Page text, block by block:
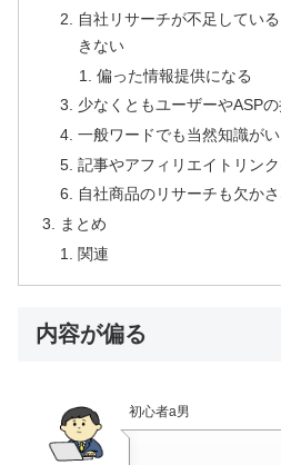
自社リサーチが不足してい
きない
偏った情報提供になる
少なくともユーザーやASP
一般ワードでも当然知識がい
記事やアフィリエイトリン
自社商品のリサーチも欠か
まとめ
関連
内容が偏る
初心者a男